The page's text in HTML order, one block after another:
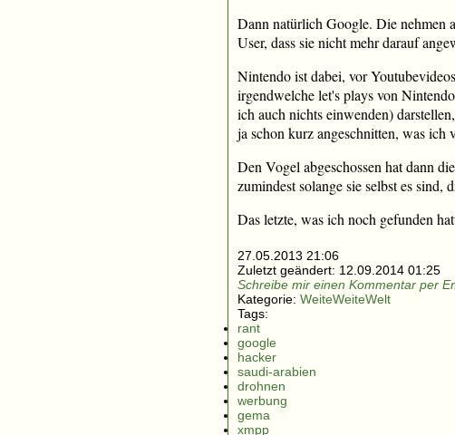
Dann natürlich Google. Die nehmen
User, dass sie nicht mehr darauf
Nintendo ist dabei, vor
irgendwelche let's plays von
ich auch nichts einwenden)
ja schon kurz angeschnitten, was ich
Den Vogel abgeschossen hat dann
zumindest solange sie selbst es sind,
Das letzte, was ich noch gefunden
27.05.2013 21:06
Zuletzt geändert: 12.09.2014 01:25
Schreibe mir einen Kommentar per
Kategorie: WeiteWeiteWelt
Tags:
rant
google
hacker
saudi-arabien
drohnen
werbung
gema
xmpp